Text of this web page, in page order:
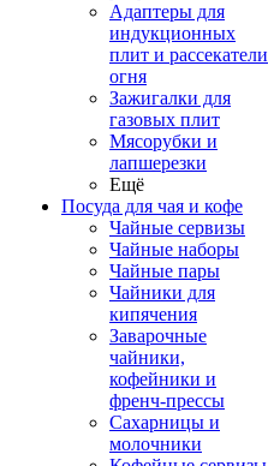
Адаптеры для
индукционных
плит и рассекатели
огня
Зажигалки для
газовых плит
Мясорубки и
лапшерезки
Ещё
Посуда для чая и кофе
Чайные сервизы
Чайные наборы
Чайные пары
Чайники для
кипячения
Заварочные
чайники,
кофейники и
френч-прессы
Сахарницы и
молочники